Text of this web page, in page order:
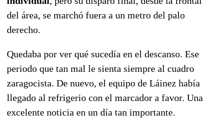
del área, se marchó fuera a un metro del palo
derecho.
Quedaba por ver qué sucedía en el descanso. Ese
periodo que tan mal le sienta siempre al cuadro
zaragocista. De nuevo, el equipo de Láinez había
llegado al refrigerio con el marcador a favor. Una
excelente noticia en un día tan importante.